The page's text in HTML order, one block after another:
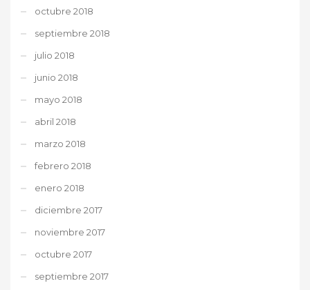
octubre 2018
septiembre 2018
julio 2018
junio 2018
mayo 2018
abril 2018
marzo 2018
febrero 2018
enero 2018
diciembre 2017
noviembre 2017
octubre 2017
septiembre 2017